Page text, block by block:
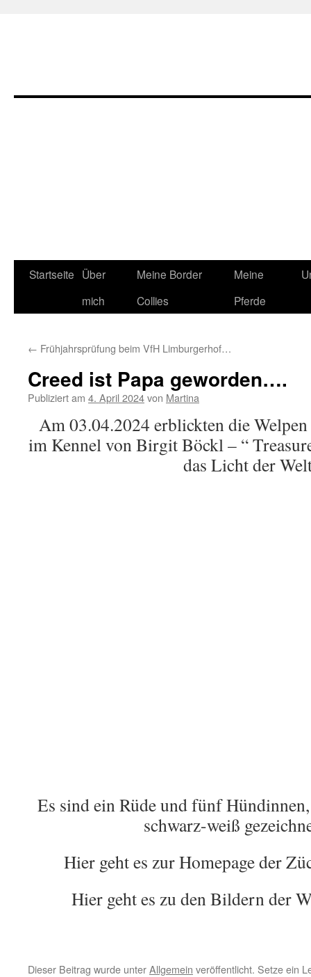
Zum
Startseite Über
mich
Meine Border
Collies
Meine
Pferde
← Frühjahrsprüfung beim VfH Limburgerhof…
Creed ist Papa geworden….
Publiziert am 4. April 2024von Martina
Am 03.04.2024 erblickten die Welpen
im Kennel von Birgit Böckl – “
das Licht der
Es sind ein Rüde und fünf
schwarz-weiß
Hier geht es zur Homepage der
Hier geht es zu den Bildern der
Dieser Beitrag wurde unterAllgemein veröffentlicht. Setze ein